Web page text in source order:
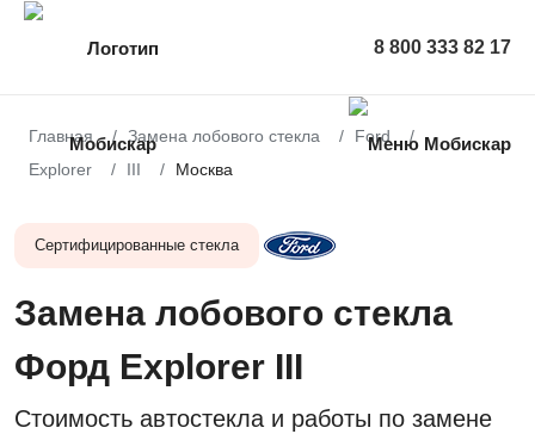
8 800 333 82 17
Главная Замена лобового стекла
Ford
Explorer
III Москва
Сертифицированные стекла
Замена лобового стекла
Форд Explorer III
Стоимость автостекла и работы по замене